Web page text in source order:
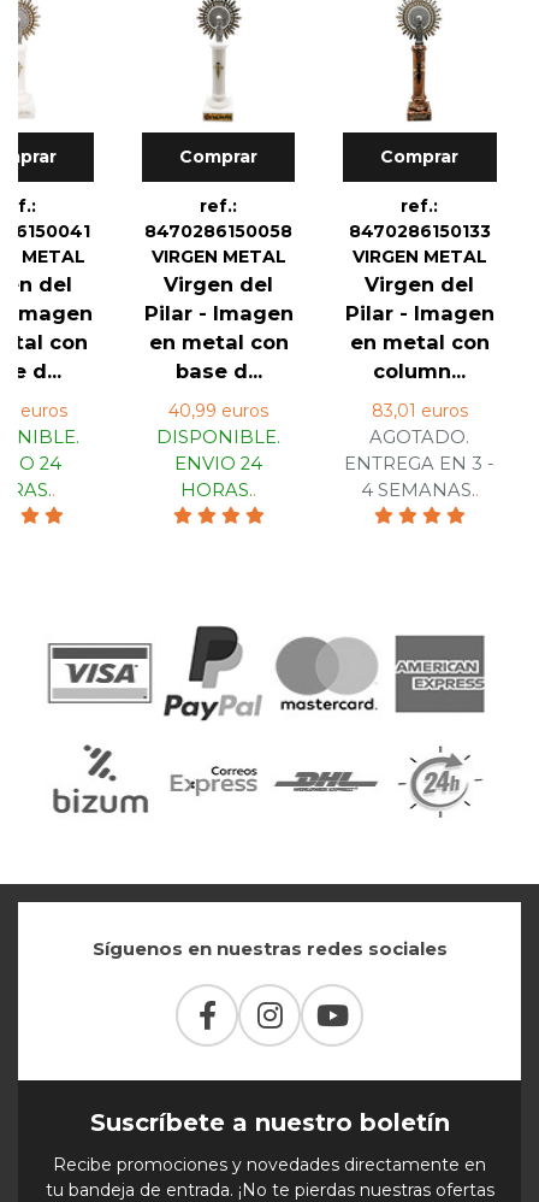
ref.:
METAL
del
Imagen
con
d...
euros
24
.
Comprar
ref.:
8470286150058
VIRGEN METAL
Virgen del
Pilar - Imagen
en metal con
base d...
40,99 euros
DISPONIBLE.
ENVIO 24
HORAS..
Comprar
ref.:
8470286150133
VIRGEN METAL
Virgen del
Pilar - Imagen
en metal con
column...
83,01 euros
AGOTADO.
ENTREGA EN 3 -
4 SEMANAS..
Síguenos en nuestras redes sociales
Suscríbete a nuestro boletín
Recibe promociones y novedades directamente en
tu bandeja de entrada. ¡No te pierdas nuestras ofertas